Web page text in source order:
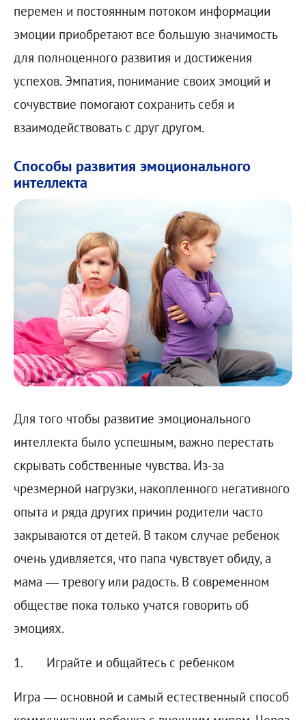
перемен и постоянным потоком информации
эмоции приобретают все большую значимость
для полноценного развития и достижения
успехов. Эмпатия, понимание своих эмоций и
сочувствие помогают сохранить себя и
взаимодействовать с друг другом.
Способы развития эмоционального
интеллекта
Для того чтобы развитие эмоционального
интеллекта было успешным, важно перестать
скрывать собственные чувства. Из-за
чрезмерной нагрузки, накопленного негативного
опыта и ряда других причин родители часто
закрываются от детей. В таком случае ребенок
очень удивляется, что папа чувствует обиду, а
мама — тревогу или радость. В современном
обществе пока только учатся говорить об
эмоциях.
1. Играйте и общайтесь с ребенком
Игра — основной и самый естественный способ